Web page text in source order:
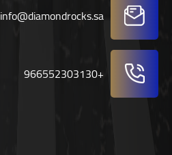
info@diamondrocks.sa
+966552303130